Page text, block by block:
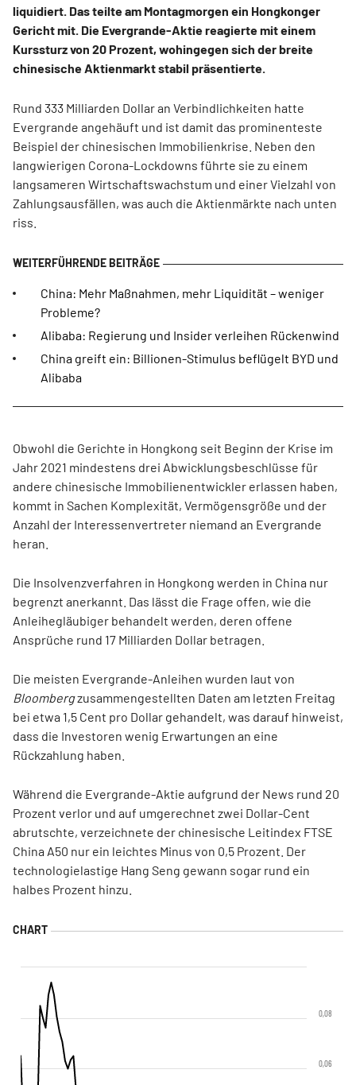
liquidiert. Das teilte am Montagmorgen ein Hongkonger
Gericht mit. Die Evergrande-Aktie reagierte mit einem
Kurssturz von 20 Prozent, wohingegen sich der breite
chinesische Aktienmarkt stabil präsentierte.
Rund 333 Milliarden Dollar an Verbindlichkeiten hatte
Evergrande angehäuft und ist damit das prominenteste
Beispiel der chinesischen Immobilienkrise. Neben den
langwierigen Corona-Lockdowns führte sie zu einem
langsameren Wirtschaftswachstum und einer Vielzahl von
Zahlungsausfällen, was auch die Aktienmärkte nach unten
riss.
China: Mehr Maßnahmen, mehr Liquidität – weniger
Probleme?
Alibaba: Regierung und Insider verleihen Rückenwind
China greift ein: Billionen-Stimulus beflügelt BYD und
Alibaba
Obwohl die Gerichte in Hongkong seit Beginn der Krise im
Jahr 2021 mindestens drei Abwicklungsbeschlüsse für
andere chinesische Immobilienentwickler erlassen haben,
kommt in Sachen Komplexität, Vermögensgröße und der
Anzahl der Interessenvertreter niemand an Evergrande
heran.
Die Insolvenzverfahren in Hongkong werden in China nur
begrenzt anerkannt. Das lässt die Frage offen, wie die
Anleihegläubiger behandelt werden, deren offene
Ansprüche rund 17 Milliarden Dollar betragen.
Die meisten Evergrande-Anleihen wurden laut von
Bloombergzusammengestellten Daten am letzten Freitag
bei etwa 1,5 Cent pro Dollar gehandelt, was darauf hinweist,
dass die Investoren wenig Erwartungen an eine
Rückzahlung haben.
Während die Evergrande-Aktie aufgrund der News rund 20
Prozent verlor und auf umgerechnet zwei Dollar-Cent
abrutschte, verzeichnete der chinesische Leitindex FTSE
China A50 nur ein leichtes Minus von 0,5 Prozent. Der
technologielastige Hang Seng gewann sogar rund ein
halbes Prozent hinzu.
0,06
0,08